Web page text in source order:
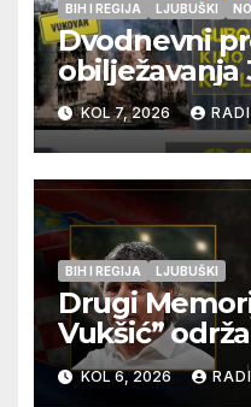
BIH I REGIJA LJUBUŠKI
Dvodnevni
obilježavanja
pogibije
Kraljevića i
pripadnika
KOL 7, 2026
BIH I REGIJA LJUBUŠKI
Drugi
Vukšić”
12. kolovoza
KOL 6, 2026